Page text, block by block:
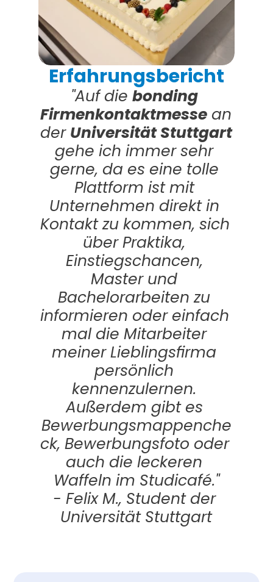
Erfahrungsbericht
"Auf die bonding
Firmenkontaktmesse an
der Universität Stuttgart
gehe ich immer sehr
gerne, da es eine tolle
Plattform ist mit
Unternehmen direkt in
Kontakt zu kommen, sich
über Praktika,
Einstiegschancen,
Master und
Bachelorarbeiten zu
informieren oder einfach
mal die Mitarbeiter
meiner Lieblingsfirma
persönlich
kennenzulernen.
Außerdem gibt es
Bewerbungsmappenche
ck, Bewerbungsfoto oder
auch die leckeren
Waffeln im Studicafé."
- Felix M., Student der
Universität Stuttgart